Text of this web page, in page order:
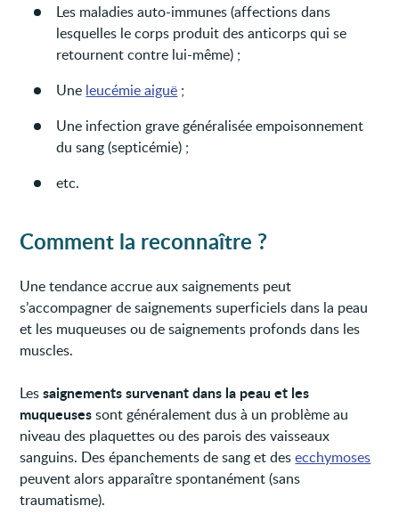
Les maladies auto-immunes (affections dans
lesquelles le corps produit des anticorps qui se
retournent contre lui-même) ;
Une leucémie aiguë ;
Une infection grave généralisée empoisonnement
du sang (septicémie) ;
etc.
Comment la reconnaître ?
Une tendance accrue aux saignements peut
s’accompagner de saignements superficiels dans la peau
et les muqueuses ou de saignements profonds dans les
muscles.
Lessaignements survenant dans la peau et les
muqueusessont généralement dus à un problème au
niveau des plaquettes ou des parois des vaisseaux
sanguins. Des épanchements de sang et desecchymoses
peuvent alors apparaître spontanément (sans
traumatisme).